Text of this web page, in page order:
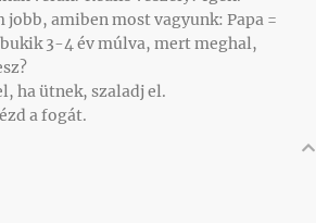
jobb, amiben most vagyunk: Papa =
3-4 év múlva, mert meghal,
ha ütnek, szaladj el.
a fogát.